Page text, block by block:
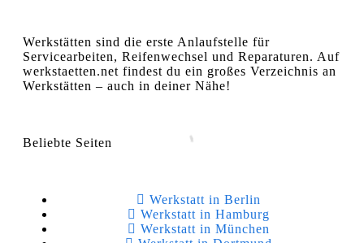
Werkstätten sind die erste Anlaufstelle für
Servicearbeiten, Reifenwechsel und Reparaturen. Auf
werkstaetten.net findest du ein großes Verzeichnis an
Werkstätten – auch in deiner Nähe!
Beliebte Seiten
Werkstatt in Berlin
Werkstatt in Hamburg
Werkstatt in München